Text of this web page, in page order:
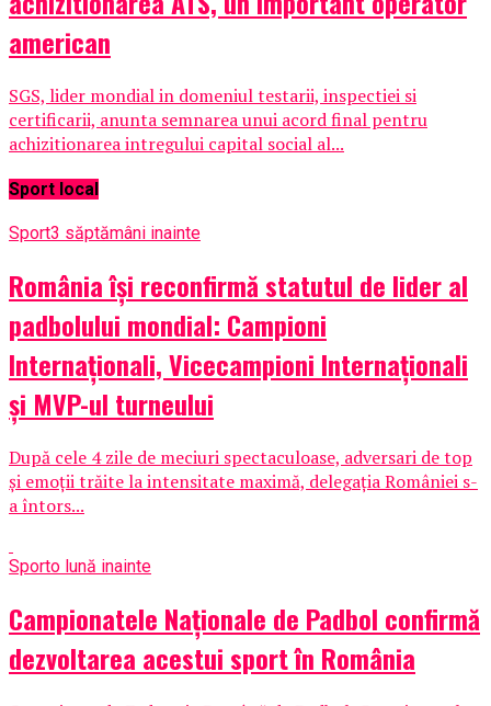
american
SGS, lider mondial in domeniul testarii, inspectiei si
certificarii, anunta semnarea unui acord final pentru
achizitionarea intregului capital social al...
Sport local
Sport3 săptămâni inainte
România își reconfirmă statutul de lider al
padbolului mondial: Campioni
Internaționali, Vicecampioni Internaționali
și MVP-ul turneului
După cele 4 zile de meciuri spectaculoase, adversari de top
și emoții trăite la intensitate maximă, delegația României s-
a întors...
Sporto lună inainte
Campionatele Naționale de Padbol confirmă
dezvoltarea acestui sport în România